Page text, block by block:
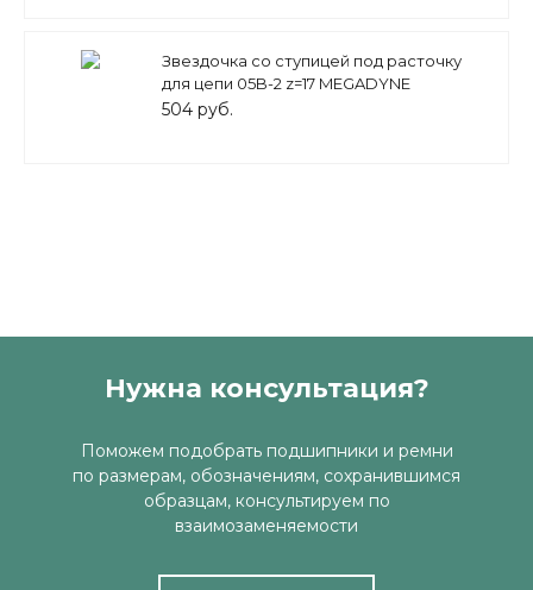
Звездочка со ступицей под расточку
для цепи 05B-2 z=17 MEGADYNE
504 руб.
Нужна консультация?
Поможем подобрать подшипники и ремни
по размерам, обозначениям, сохранившимся
образцам, консультируем по
взаимозаменяемости